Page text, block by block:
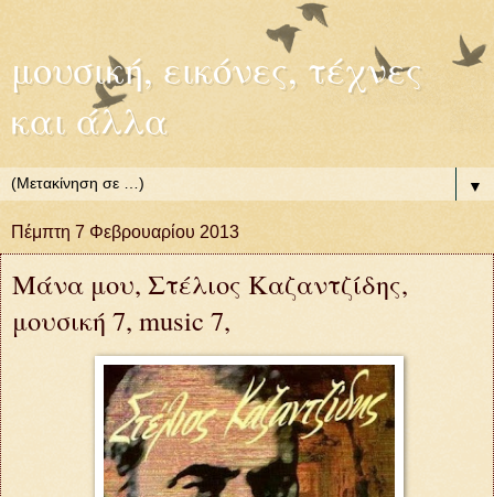
μουσική, εικόνες, τέχνες
και άλλα
▼
Πέμπτη 7 Φεβρουαρίου 2013
Μάνα μου, Στέλιος Καζαντζίδης,
μουσική 7, music 7,